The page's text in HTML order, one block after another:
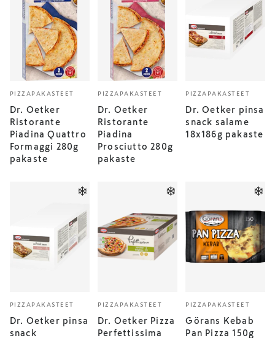
PIZZAPAKASTEET
Dr. Oetker
Ristorante
Piadina Quattro
Formaggi 280g
pakaste
PIZZAPAKASTEET
Dr. Oetker
Ristorante
Piadina
Prosciutto 280g
pakaste
PIZZAPAKASTEET
Dr. Oetker pinsa
snack salame
18x186g pakaste
PIZZAPAKASTEET
Dr. Oetker pinsa
snack
PIZZAPAKASTEET
Dr. Oetker Pizza
Perfettissima
PIZZAPAKASTEET
Görans Kebab
Pan Pizza 150g